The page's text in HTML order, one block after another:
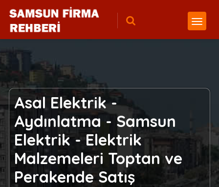
Asal Elektrik -
Aydınlatma - Samsun
Elektrik - Elektrik
Malzemeleri Toptan ve
Perakende Satış